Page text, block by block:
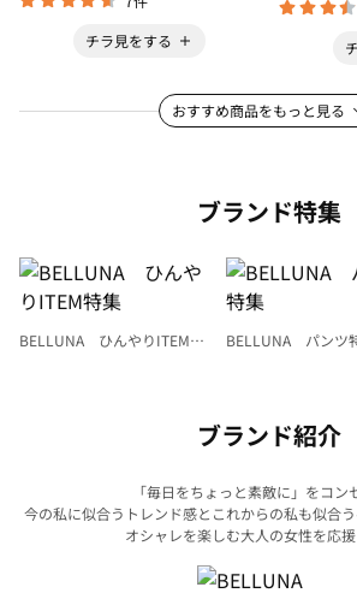
チラ見をする
おすすめ商品をもっと見る
ブランド特集
BELLUNA ひんやりITEM特
BELLUNA パンツ
ブランド紹介
「毎日をちょっと素敵に」をコン
今の私に似合うトレンド感とこれからの私も似合
オシャレを楽しむ大人の女性を応援